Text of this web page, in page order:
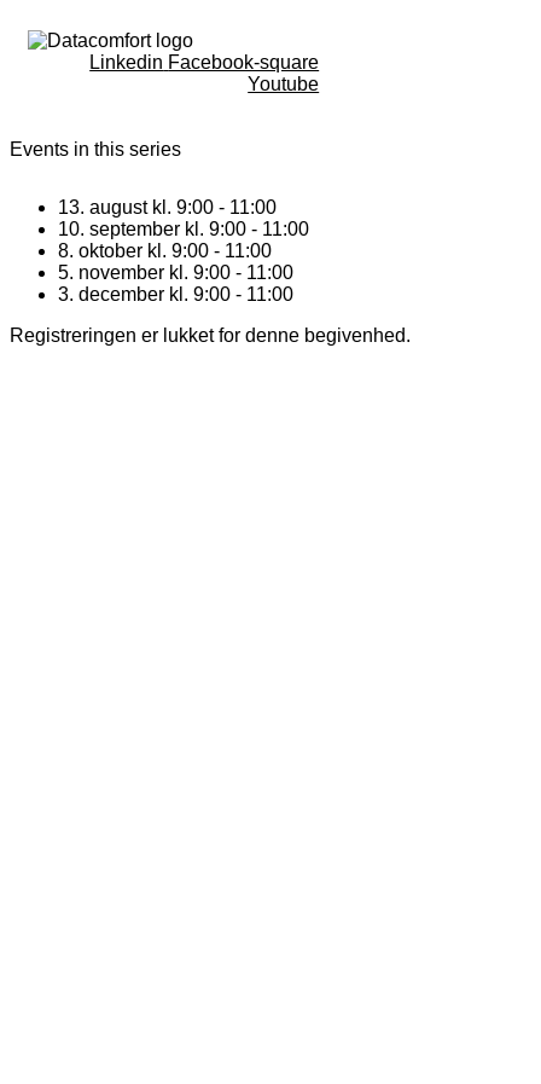
Linkedin Facebook-square
Youtube
Events in this series
13. august kl. 9:00 - 11:00
10. september kl. 9:00 - 11:00
8. oktober kl. 9:00 - 11:00
5. november kl. 9:00 - 11:00
3. december kl. 9:00 - 11:00
Registreringen er lukket for denne begivenhed.